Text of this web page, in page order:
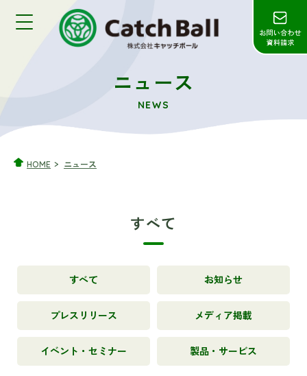
ニュース
NEWS
HOME ニュース
すべて
すべて お知らせ
プレスリリース メディア掲載
イベント・セミナー 製品・サービス